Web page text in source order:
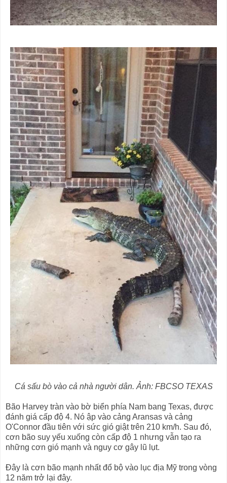
Cá sấu bò vào cả nhà người dân. Ảnh: FBCSO TEXAS
Bão Harvey tràn vào bờ biển phía Nam bang Texas, được
đánh giá cấp độ 4. Nó ập vào cảng Aransas và cảng
O'Connor đầu tiên với sức gió giật trên 210 km/h. Sau đó,
cơn bão suy yếu xuống còn cấp độ 1 nhưng vẫn tạo ra
những cơn gió mạnh và nguy cơ gây lũ lụt.
Đây là cơn bão mạnh nhất đổ bộ vào lục địa Mỹ trong vòng
12 năm trở lại đây.